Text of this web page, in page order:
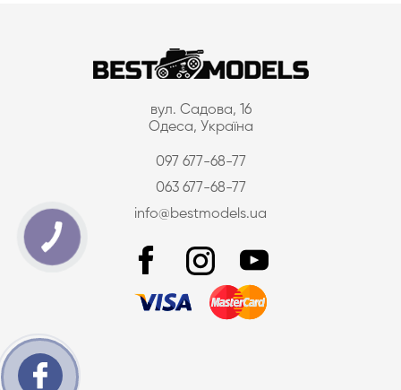
вул. Садова, 16
Одеса, Україна
097 677-68-77
063 677-68-77
info@bestmodels.ua